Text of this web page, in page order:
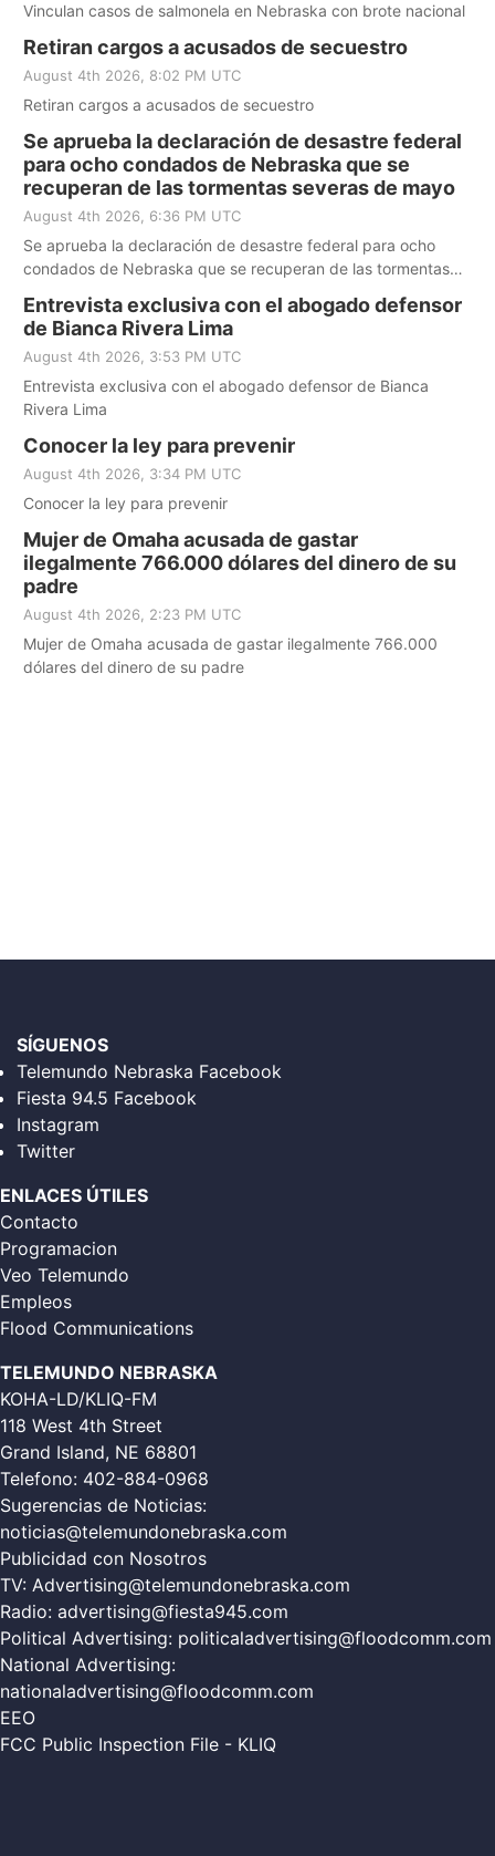
Vinculan casos de salmonela en Nebraska con brote nacional
Retiran cargos a acusados de secuestro
August 4th 2026, 8:02 PM UTC
Retiran cargos a acusados de secuestro
Se aprueba la declaración de desastre federal
para ocho condados de Nebraska que se
recuperan de las tormentas severas de mayo
August 4th 2026, 6:36 PM UTC
Se aprueba la declaración de desastre federal para ocho
condados de Nebraska que se recuperan de las tormentas
Entrevista exclusiva con el abogado defensor
de Bianca Rivera Lima
August 4th 2026, 3:53 PM UTC
Entrevista exclusiva con el abogado defensor de Bianca
Rivera Lima
Conocer la ley para prevenir
August 4th 2026, 3:34 PM UTC
Conocer la ley para prevenir
Mujer de Omaha acusada de gastar
ilegalmente 766.000 dólares del dinero de su
padre
August 4th 2026, 2:23 PM UTC
Mujer de Omaha acusada de gastar ilegalmente 766.000
dólares del dinero de su padre
SÍGUENOS
Telemundo Nebraska Facebook
Fiesta 94.5 Facebook
Instagram
Twitter
ENLACES ÚTILES
Contacto
Programacion
Veo Telemundo
Empleos
Flood Communications
TELEMUNDO NEBRASKA
KOHA-LD/KLIQ-FM
118 West 4th Street
Grand Island, NE 68801
Telefono: 402-884-0968
Sugerencias de Noticias:
noticias@telemundonebraska.com
Publicidad con Nosotros
TV: Advertising@telemundonebraska.com
Radio: advertising@fiesta945.com
Political Advertising: politicaladvertising@floodcomm.com
National Advertising:
nationaladvertising@floodcomm.com
EEO
FCC Public Inspection File - KLIQ